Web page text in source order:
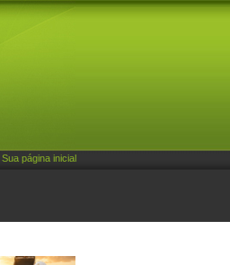
Sua página inicial